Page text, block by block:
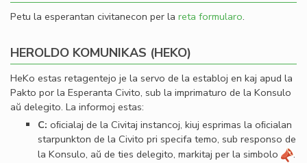
Petu la esperantan civitanecon per la reta formularo.
HEROLDO KOMUNIKAS (HEKO)
HeKo estas retagentejo je la servo de la establoj en kaj apud la
Pakto por la Esperanta Civito, sub la imprimaturo de la Konsulo
aŭ delegito. La informoj estas:
C: oﬁcialaj de la Civitaj instancoj, kiuj esprimas la oﬁcialan
starpunkton de la Civito pri specifa temo, sub responso de
la Konsulo, aŭ de ties delegito, markitaj per la simbolo
.